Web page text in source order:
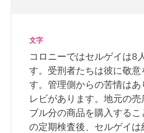
文字
コロニーではセルゲイは8
す。受刑者たちは彼に敬意
す。管理側からの苦情は
レビがあります。地元の
ブル分の商品を購入する
の定期検査後、セルゲイ